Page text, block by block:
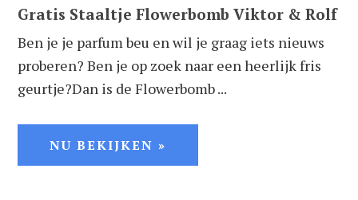
Gratis Staaltje Flowerbomb Viktor & Rolf
Ben je je parfum beu en wil je graag iets nieuws
proberen? Ben je op zoek naar een heerlijk fris
geurtje?Dan is de Flowerbomb ...
NU BEKIJKEN »